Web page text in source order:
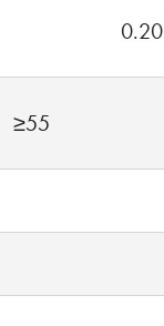
0.20
≥55